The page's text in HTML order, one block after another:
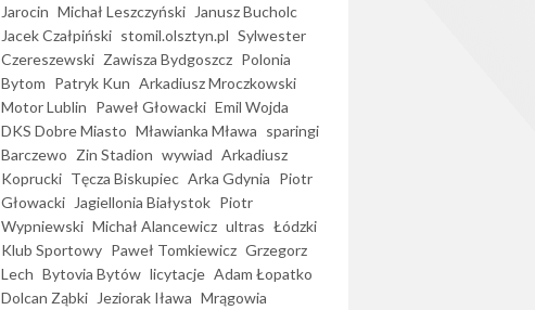
Jarocin Michał Leszczyński
Janusz Bucholc
Jacek Czałpiński stomil.olsztyn.pl Sylwester
Czereszewski Zawisza Bydgoszcz Polonia
Bytom Patryk Kun Arkadiusz Mroczkowski
Motor Lublin Paweł Głowacki Emil Wojda
DKS Dobre Miasto Mławianka Mława sparingi
Barczewo Zin Stadion wywiad Arkadiusz
Koprucki Tęcza Biskupiec Arka Gdynia Piotr
Głowacki
Jagiellonia Białystok Piotr
Wypniewski Michał Alancewicz ultras Łódzki
Klub Sportowy Paweł Tomkiewicz Grzegorz
Lech Bytovia Bytów licytacje Adam Łopatko
Dolcan Ząbki
Jeziorak Iława Mrągowia